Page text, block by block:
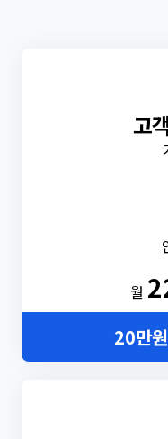
고
월
20만